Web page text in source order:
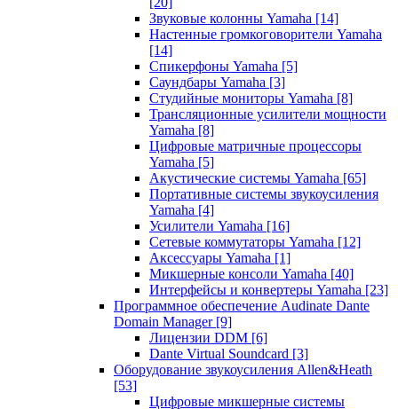
Звуковые колонны Yamaha [14]
Настенные громкоговорители Yamaha
[14]
Спикерфоны Yamaha [5]
Саундбары Yamaha [3]
Студийные мониторы Yamaha [8]
Трансляционные усилители мощности
Yamaha [8]
Цифровые матричные процессоры
Yamaha [5]
Акустические системы Yamaha [65]
Портативные системы звукоусиления
Yamaha [4]
Усилители Yamaha [16]
Сетевые коммутаторы Yamaha [12]
Аксессуары Yamaha [1]
Микшерные консоли Yamaha [40]
Интерфейсы и конвертеры Yamaha [23]
Программное обеспечение Audinate Dante
Domain Manager [9]
Лицензии DDM [6]
Dante Virtual Soundcard [3]
Оборудование звукоусиления Allen&Heath
[53]
Цифровые микшерные системы